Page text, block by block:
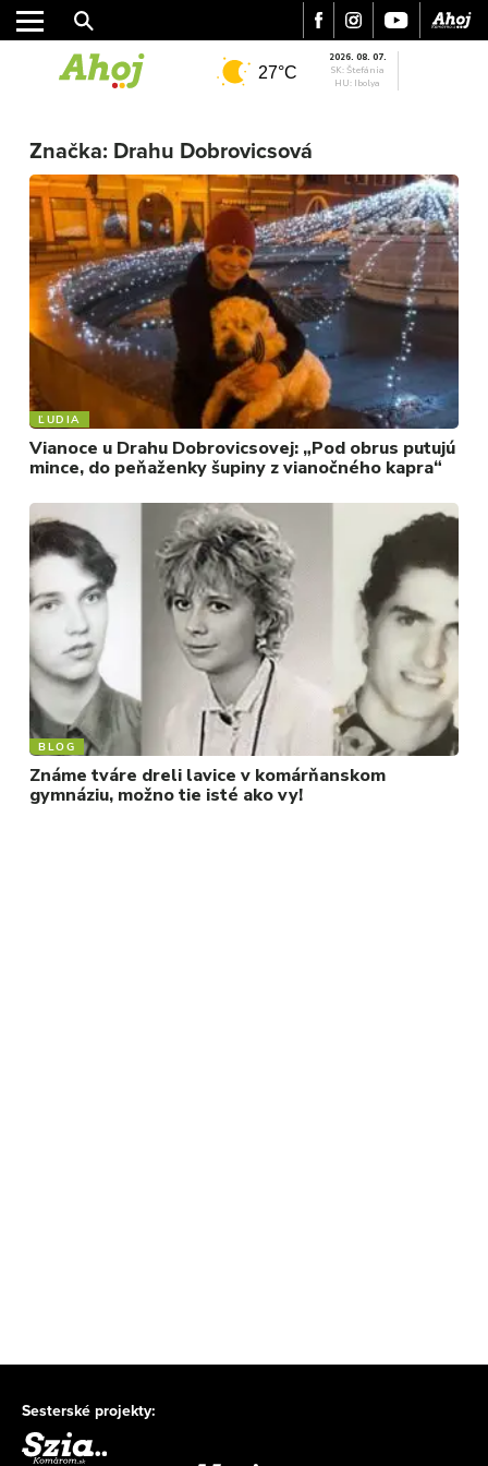
MESTO
REGIÓN
ŠPORT
KULTÚRA
FOTKY
VIDEO
MIX
27°C
2026. 08. 07.
SK: Štefánia
HU: Ibolya
Značka: Drahu Dobrovicsová
ĽUDIA
Vianoce u Drahu Dobrovicsovej: „Pod obrus putujú
mince, do peňaženky šupiny z vianočného kapra“
BLOG
Známe tváre dreli lavice v komárňanskom
gymnáziu, možno tie isté ako vy!
Sesterské projekty: